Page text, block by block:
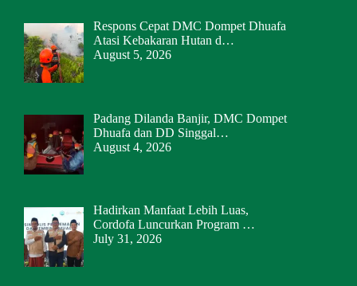
Respons Cepat DMC Dompet Dhuafa
Atasi Kebakaran Hutan d…
August 5, 2026
Padang Dilanda Banjir, DMC Dompet
Dhuafa dan DD Singgal…
August 4, 2026
Hadirkan Manfaat Lebih Luas,
Cordofa Luncurkan Program …
July 31, 2026